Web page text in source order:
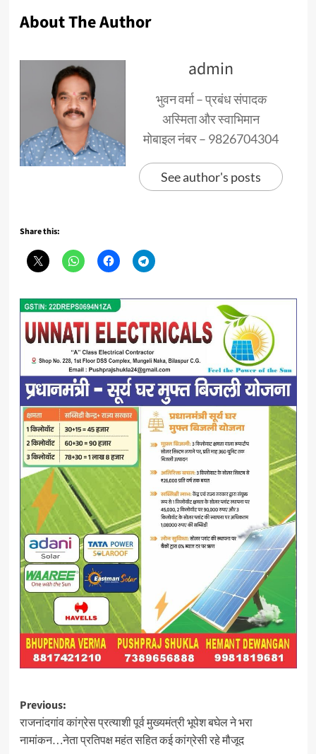
About The Author
admin
भुवन वर्मा – प्रबंध संपादक
अस्मिता और स्वाभिमान
मोबाइल नंबर – 9826704304
See author's posts
Share this:
Post
navigation
Previous:
राजनांदगांव कांग्रेस प्रत्याशी पूर्व मुख्यमंत्री भूपेश बघेल ने भरा
नामांकन…नेता प्रतिपक्ष महंत सहित कई कांग्रेसी रहे मौजूद